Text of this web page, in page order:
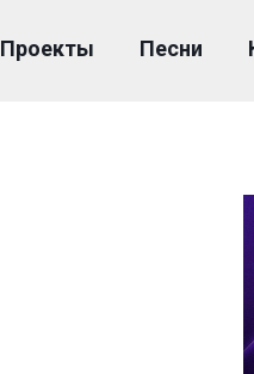
Проекты Песни
КАЧЕР NEW
18.02.2021